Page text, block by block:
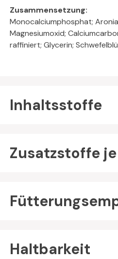
Zusammensetzung:
Monocalciumphosphat;
Magnesiumoxid;
raffiniert; Glycerin;
Inhaltsstoffe
Zusatzstoffe
Haltbarkeit